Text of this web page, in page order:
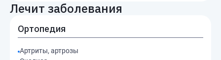
Лечит заболевания
Ортопедия
Артриты, артрозы